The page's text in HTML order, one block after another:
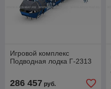
Игровой комплекс
Подводная лодка Г-2313
286 457 руб.